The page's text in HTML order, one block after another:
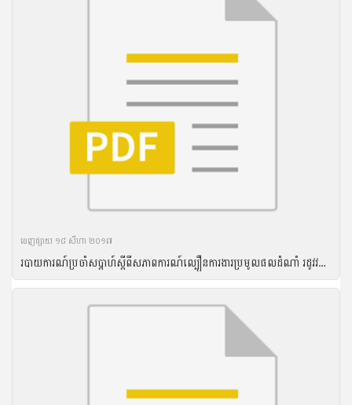
ចេញ​ផ្សាយ​ ១៨ សីហា ២០១៧
របាយការណ៍ប្រចាំសប្តាហ៍ស្តីពីសភាពការណ៍ល្បឿនការងារប្រមូលផលដំណាំ រដូវវស្សា ឆ្នាំ២០១៦ និងល្បឿនការងារបង្កបង្កើនផលដំណាំរដូវប្រាំងឆ្នាំ ២០១៦